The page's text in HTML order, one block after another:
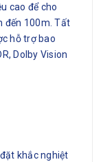
cao để cho
đến 100m. Tất
hỗ trợ bao
Dolby Vision
khắc nghiệt